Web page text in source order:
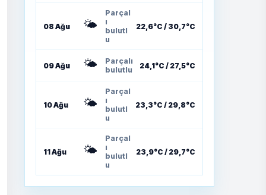
08 Ağu 🌤️
Parçal
ı
bulutl
u
22,6°C / 30,7°C
09 Ağu 🌤️
Parçalı
bulutlu
24,1°C / 27,5°C
10 Ağu 🌤️
Parçal
ı
bulutl
u
23,3°C / 29,8°C
11 Ağu 🌤️
Parçal
ı
bulutl
u
23,9°C / 29,7°C